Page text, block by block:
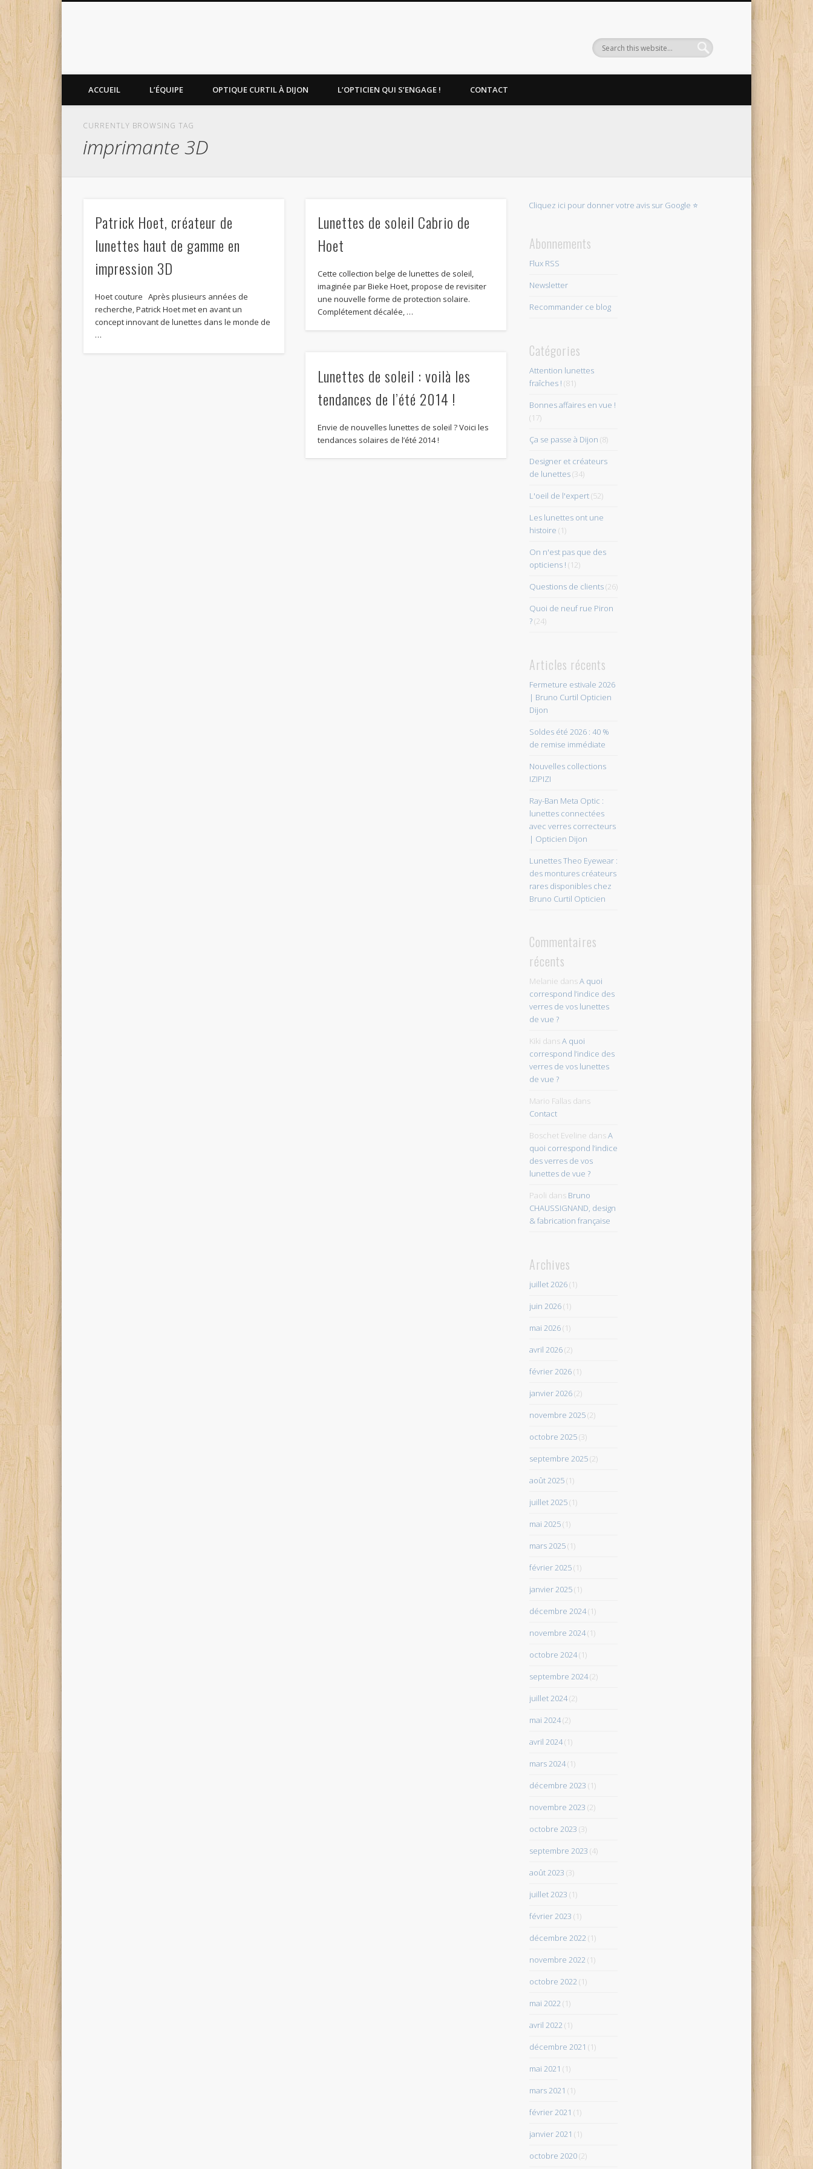
ACCUEIL L’ÉQUIPE OPTIQUE CURTIL À DIJON L’OPTICIEN QUI S’ENGAGE ! CONTACT
CURRENTLY BROWSING TAG
imprimante 3D
Patrick Hoet, créateur de
lunettes haut de gamme en
impression 3D
Hoet couture Après plusieurs années de
recherche, Patrick Hoet met en avant un
concept innovant de lunettes dans le monde de
…
Lunettes de soleil Cabrio de
Hoet
Cette collection belge de lunettes de soleil,
imaginée par Bieke Hoet, propose de revisiter
une nouvelle forme de protection solaire.
Complétement décalée, …
Lunettes de soleil : voilà les
tendances de l’été 2014 !
Envie de nouvelles lunettes de soleil ? Voici les
tendances solaires de l’été 2014 !
Cliquez ici pour donner votre avis sur Google ⭐
Abonnements
Flux RSS
Newsletter
Recommander ce blog
Catégories
Attention lunettes
fraîches ! (81)
Bonnes affaires en vue !
(17)
Ça se passe à Dijon (8)
Designer et créateurs
de lunettes(34)
L'oeil de l'expert(52)
Les lunettes ont une
histoire (1)
On n'est pas que des
opticiens ! (12)
Questions de clients(26)
Quoi de neuf rue Piron
?(24)
Articles récents
Fermeture estivale 2026
| Bruno Curtil Opticien
Dijon
Soldes été 2026 : 40 %
de remise immédiate
Nouvelles collections
IZIPIZI
Ray-Ban Meta Optic :
lunettes connectées
avec verres correcteurs
| Opticien Dijon
Lunettes Theo Eyewear :
des montures créateurs
rares disponibles chez
Bruno Curtil Opticien
Commentaires
récents
Melanie dansA quoi
correspond l’indice des
verres de vos lunettes
de vue ?
Kiki dansA quoi
correspond l’indice des
verres de vos lunettes
de vue ?
Mario Fallasdans
Contact
Boschet Eveline dansA
quoi correspond l’indice
des verres de vos
lunettes de vue ?
Paoli dans Bruno
CHAUSSIGNAND, design
& fabrication française
Archives
juillet 2026(1)
juin 2026(1)
mai 2026(1)
avril 2026(2)
février 2026(1)
janvier 2026(2)
novembre 2025(2)
octobre 2025(3)
septembre 2025(2)
août 2025(1)
juillet 2025(1)
mai 2025(1)
mars 2025(1)
février 2025(1)
janvier 2025(1)
décembre 2024(1)
novembre 2024(1)
octobre 2024(1)
septembre 2024(2)
juillet 2024(2)
mai 2024(2)
avril 2024(1)
mars 2024(1)
décembre 2023 (1)
novembre 2023 (2)
octobre 2023 (3)
septembre 2023 (4)
août 2023 (3)
juillet 2023 (1)
février 2023 (1)
décembre 2022 (1)
novembre 2022 (1)
octobre 2022 (1)
mai 2022 (1)
avril 2022 (1)
décembre 2021 (1)
mai 2021 (1)
mars 2021 (1)
février 2021 (1)
janvier 2021 (1)
octobre 2020(2)